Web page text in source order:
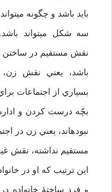
بايد باشد و چگونه
سه شكل مي­تواند
نقش مستقيم در ساختن
باشد، يعني نقش
بسياري از اجتماعات
بچّه درست كردن و
نبوده­اند، يعني زن در
مستقيم نداشته، نقش
اين ترتيب كه او در
و فرد ساختۀ خانواده